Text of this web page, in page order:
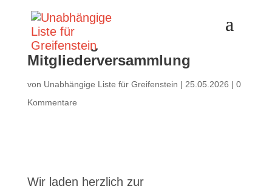
Einladung zur
Mitgliederversammlung
von Unabhängige Liste für Greifenstein | 25.05.2026 | 0
Kommentare
Wir laden herzlich zur